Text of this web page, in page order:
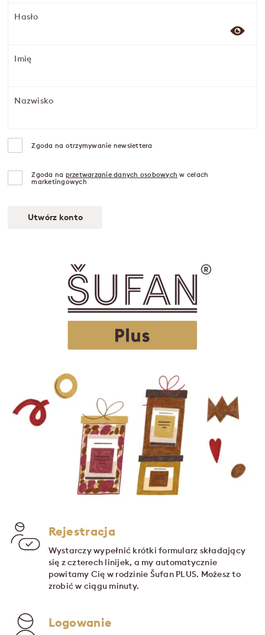
Hasło
Imię
Nazwisko
Zgoda na otrzymywanie newslettera
Zgoda na przetwarzanie danych osobowych w celach
marketingowych
Utwórz konto
Rejestracja
Wystarczy wypełnić krótki formularz składający
się z czterech linijek, a my automatycznie
powitamy Cię w rodzinie Šufan PLUS. Możesz to
zrobić w ciągu minuty.
Logowanie